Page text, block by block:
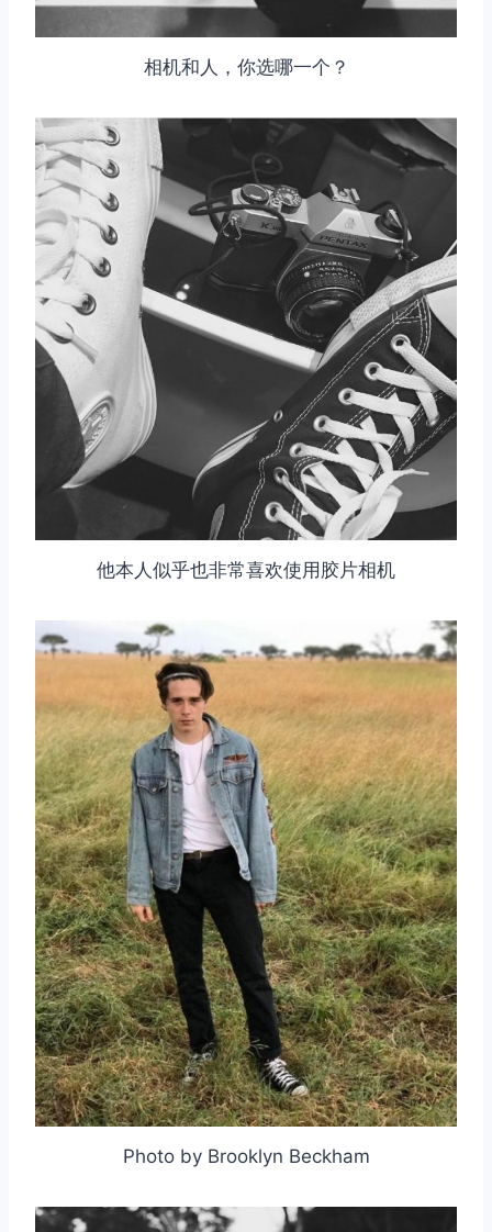
相机和人，你选哪一个？
他本人似乎也非常喜欢使用胶片相机
Photo by Brooklyn Beckham